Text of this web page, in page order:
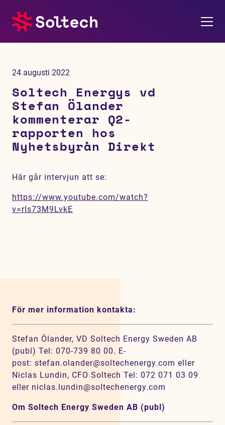
Tjänster
Referensprojekt
Hållbarhet
24 augusti 2022
Soltech Energys vd
Stefan Ölander
kommenterar Q2-
rapporten hos
Nyhetsbyrån Direkt
Här går intervjun att se:
https://www.youtube.com/watch?
v=rIs73M9LvkE
För mer information kontakta:
Stefan Ölander, VD Soltech Energy Sweden AB
(publ) Tel: 070-739 80 00. E-
post: stefan.olander@soltechenergy.com eller
Niclas Lundin, CFO Soltech Tel: 072 071 03 09
eller niclas.lundin@soltechenergy.com
Om Soltech Energy Sweden AB (publ)